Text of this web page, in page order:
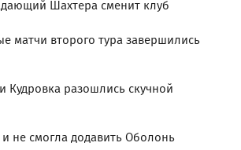
Шахтера сменит клуб
матчи второго тура завершились
Кудровка разошлись скучной
не смогла додавить Оболонь